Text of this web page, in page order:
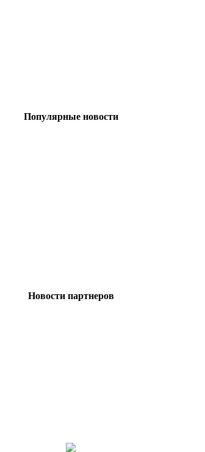
Популярныеновости
Новости партнеров